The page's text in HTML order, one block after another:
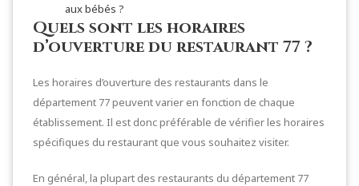
aux bébés ?
Quels sont les horaires
d’ouverture du restaurant 77 ?
Les horaires d’ouverture des restaurants dans le
département 77 peuvent varier en fonction de chaque
établissement. Il est donc préférable de vérifier les horaires
spécifiques du restaurant que vous souhaitez visiter.
En général, la plupart des restaurants du département 77